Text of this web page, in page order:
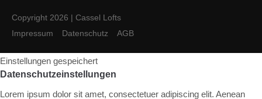
Copyright 2026 | Cassel Lofts
Impressum
Datenschutz AGB
Einstellungen gespeichert
Datenschutzeinstellungen
Lorem ipsum dolor sit amet, consectetuer adipiscing elit. Aenean